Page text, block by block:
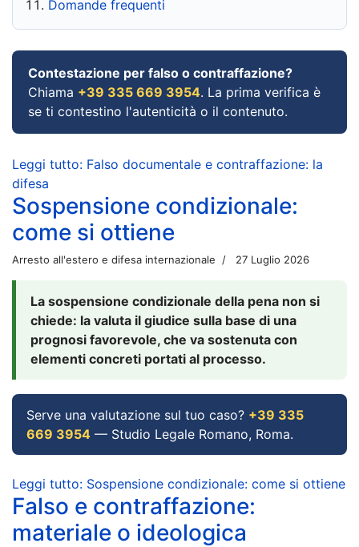
Domande frequenti
Contestazione per falso o contraffazione?
Chiama +39 335 669 3954. La prima verifica è
se ti contestino l'autenticità o il contenuto.
Leggi tutto: Falso documentale e contraffazione: la
difesa
Sospensione condizionale:
come si ottiene
Arresto all'estero e difesa internazionale 27 Luglio 2026
La sospensione condizionale della pena non si
chiede: la valuta il giudice sulla base di una
prognosi favorevole, che va sostenuta con
elementi concreti portati al processo.
Serve una valutazione sul tuo caso? +39 335
669 3954 — Studio Legale Romano, Roma.
Leggi tutto: Sospensione condizionale: come si ottiene
Falso e contraffazione:
materiale o ideologica